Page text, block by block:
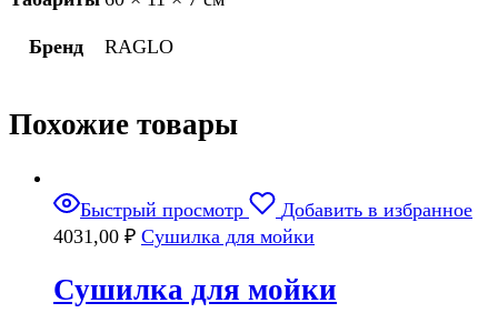
Бренд RAGLO
Похожие товары
Быстрый просмотр
Добавить в избранное
4031,00 ₽ Сушилка для мойки
Сушилка для мойки